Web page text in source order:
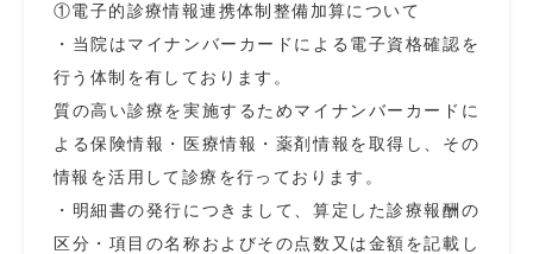
①電子的診療情報連携体制整備加算について
・当院はマイナンバーカードによる電子資格確認を
行う体制を有しております。
質の高い診療を実施するためマイナンバーカードに
よる保険情報・医療情報・薬剤情報を取得し、その
情報を活用して診療を行っております。
・明細書の発行につきまして、算定した診療報酬の
区分・項目の名称およびその点数又は金額を記載し